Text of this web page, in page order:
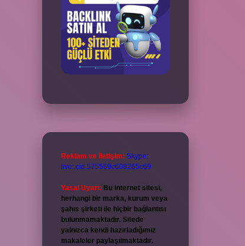
Reklam ve İletişim: Skype:
live:.cid.575569c608265c69
Yasal Uyarı: Bu internet sitesi,
herhangi bir marka, kurum veya
şahıs şirketi ile hiçbir bağlantısı
bulunmamaktadır. Sitede
yalnızca kendi hazırladığımız
makaleler paylaşılmaktadır.